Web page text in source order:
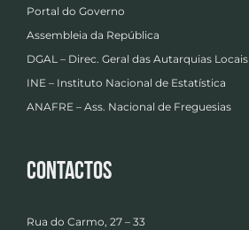
Portal do Governo
Assembleia da República
DGAL – Direc. Geral das Autarquias Locais
INE – Instituto Nacional de Estatística
ANAFRE – Ass. Nacional de Freguesias
Contactos
Rua do Carmo, 27 – 33